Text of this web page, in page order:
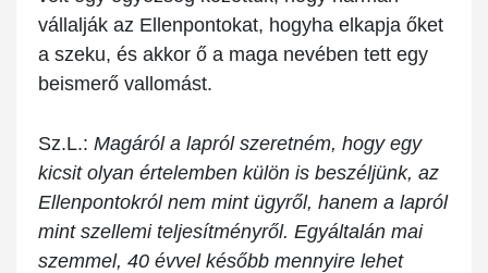
vállalják az Ellenpontokat, hogyha elkapja őket
a szeku, és akkor ő a maga nevében tett egy
beismerő vallomást.
Sz.L.: Magáról a lapról szeretném, hogy egy
kicsit olyan értelemben külön is beszéljünk, az
Ellenpontokról nem mint ügyről, hanem a lapról
mint szellemi teljesítményről. Egyáltalán mai
szemmel, 40 évvel később mennyire lehet